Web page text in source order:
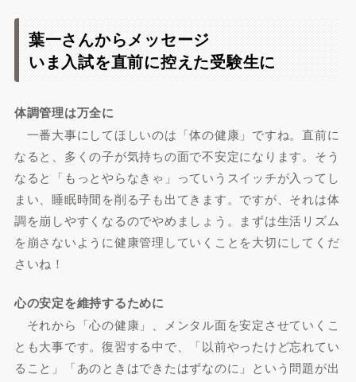
葉一さんからメッセージ
いま入試を直前に控えた受験生に
体調管理は万全に
一番大事にしてほしいのは「体の健康」ですね。直前に
なると、多くの子が気持ちの面で不安定になります。そう
なると「もっとやらなきゃ」っていうスイッチが入ってし
まい、睡眠時間を削る子も出てきます。ですが、それは体
調を崩しやすくなるのでやめましょう。まずは生活リズム
を崩さないように健康管理していくことを大切にしてくだ
さいね！
心の安定を維持するために
それから「心の健康」、メンタル面を安定させていくこ
とも大事です。復習する中で、「以前やったけど忘れてい
ること」「あのときはできたはずなのに」という問題が出